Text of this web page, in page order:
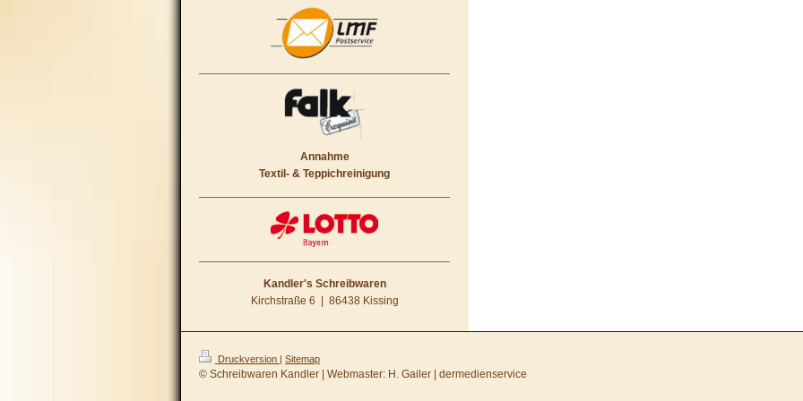
Annahme
Textil- & Teppichreinigung
Kandler's Schreibwaren
Kirchstraße 6 | 86438 Kissing
Druckversion | Sitemap
© Schreibwaren Kandler | Webmaster: H. Gailer | dermedienservice